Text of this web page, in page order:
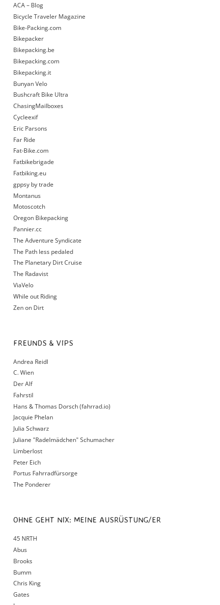
ACA – Blog
Bicycle Traveler Magazine
Bike-Packing.com
Bikepacker
Bikepacking.be
Bikepacking.com
Bikepacking.it
Bunyan Velo
Bushcraft Bike Ultra
ChasingMailboxes
Cycleexif
Eric Parsons
Far Ride
Fat-Bike.com
Fatbikebrigade
Fatbiking.eu
gppsy by trade
Montanus
Motoscotch
Oregon Bikepacking
Pannier.cc
The Adventure Syndicate
The Path less pedaled
The Planetary Dirt Cruise
The Radavist
ViaVelo
While out Riding
Zen on Dirt
FREUNDS & VIPS
Andrea Reidl
C. Wien
Der Alf
Fahrstil
Hans & Thomas Dorsch (fahrrad.io)
Jacquie Phelan
Julia Schwarz
Juliane "Radelmädchen" Schumacher
Limberlost
Peter Eich
Portus Fahrradfürsorge
The Ponderer
OHNE GEHT NIX: MEINE AUSRÜSTUNG/ER
45 NRTH
Abus
Brooks
Bumm
Chris King
Gates